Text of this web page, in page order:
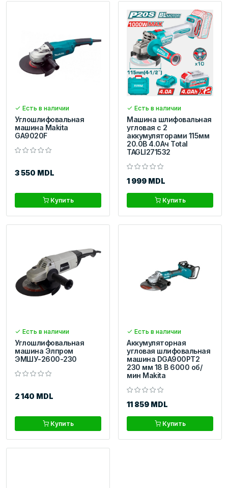
Есть в наличии
Углошлифовальная
машина Makita
GA9020F
3 550 MDL
Купить
Есть в наличии
Машина шлифовальная
угловая с 2
аккумуляторами 115мм
20.0В 4.0Aч Total
TAGLI271532
1 999 MDL
Купить
Есть в наличии
Углошлифовальная
машина Элпром
ЭМШУ-2600-230
2 140 MDL
Купить
Есть в наличии
Аккумуляторная
угловая шлифовальная
машина DGA900PT2
230 мм 18 В 6000 об/
мин Makita
11 859 MDL
Купить